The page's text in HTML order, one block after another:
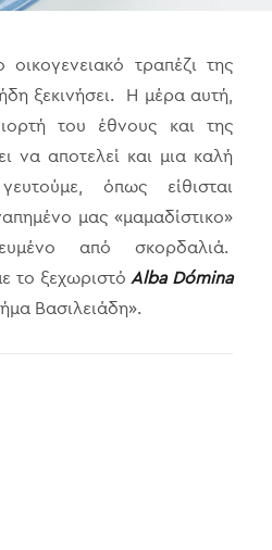
οικογενειακό τραπέζι της
ξεκινήσει. Η μέρα αυτή,
του έθνους και της
να αποτελεί και μια καλή
όπως είθισται
μας «μαμαδίστικο»
από σκορδαλιά.
το ξεχωριστό Alba Dómina
Βασιλειάδη».